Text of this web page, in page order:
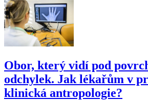
Obor, který vidí pod
odchylek. Jak lékařům v
klinická antropologie?